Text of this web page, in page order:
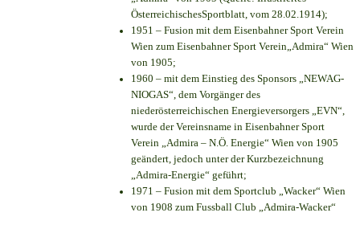
ÖsterreichischesSportblatt, vom 28.02.1914);
1951 – Fusion mit dem Eisenbahner Sport Verein
Wien zum Eisenbahner Sport Verein„Admira“ Wien
von 1905;
1960 – mit dem Einstieg des Sponsors „NEWAG-
NIOGAS“, dem Vorgänger des
niederösterreichischen Energieversorgers „EVN“,
wurde der Vereinsname in Eisenbahner Sport
Verein „Admira – N.Ö. Energie“ Wien von 1905
geändert, jedoch unter der Kurzbezeichnung
„Admira-Energie“ geführt;
1971 – Fusion mit dem Sportclub „Wacker“ Wien
von 1908 zum Fussball Club „Admira-Wacker“